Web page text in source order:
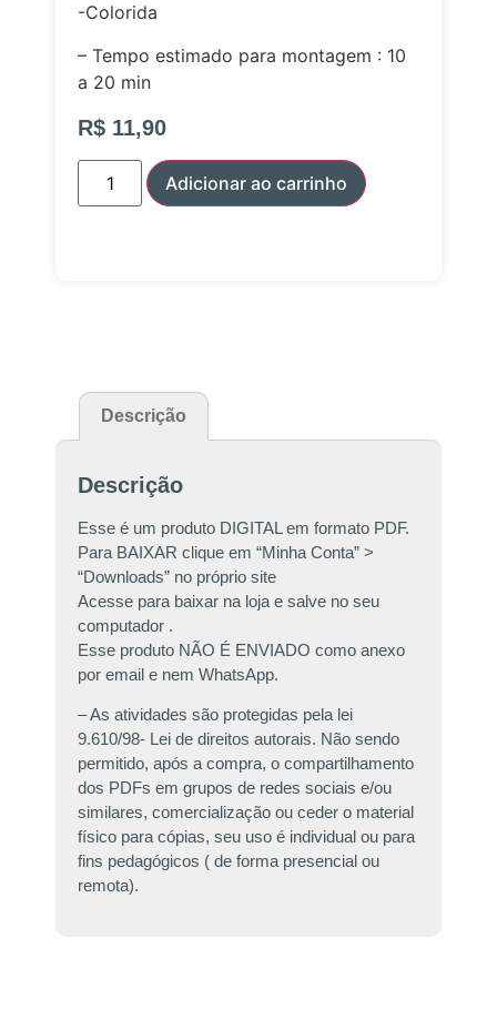
-Colorida
– Tempo estimado para montagem : 10
a 20 min
R$ 11,90
Adicionar ao carrinho
Descrição
Descrição
Esse é um produto DIGITAL em formato PDF.
Para BAIXAR clique em “Minha Conta” >
“Downloads” no próprio site
Acesse para baixar na loja e salve no seu
computador .
Esse produto NÃO É ENVIADO como anexo
por email e nem WhatsApp.
– As atividades são protegidas pela lei
9.610/98- Lei de direitos autorais. Não sendo
permitido, após a compra, o compartilhamento
dos PDFs em grupos de redes sociais e/ou
similares, comercialização ou ceder o material
físico para cópias, seu uso é individual ou para
fins pedagógicos ( de forma presencial ou
remota).